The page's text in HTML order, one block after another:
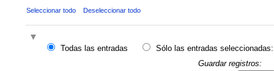
Seleccionar todo Deseleccionar todo
Todas las entradas
Sólo las entradas seleccionadas:
Guardar registros: